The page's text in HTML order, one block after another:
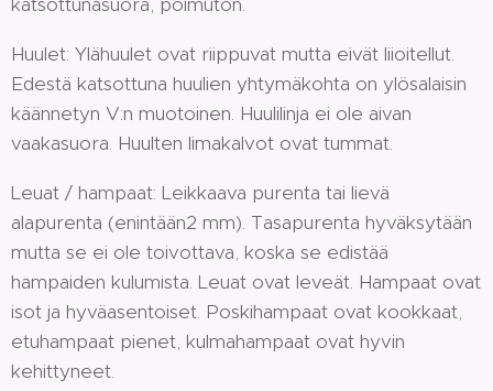
Huulet: Ylähuulet ovat riippuvat mutta eivät liioitellut.
Edestä katsottuna huulien yhtymäkohta on ylösalaisin
käännetyn V:n muotoinen. Huulilinja ei ole aivan
vaakasuora. Huulten limakalvot ovat tummat.
Leuat / hampaat: Leikkaava purenta tai lievä
alapurenta (enintään2 mm). Tasapurenta hyväksytään
mutta se ei ole toivottava, koska se edistää
hampaiden kulumista. Leuat ovat leveät. Hampaat ovat
isot ja hyväasentoiset. Poskihampaat ovat kookkaat,
etuhampaat pienet, kulmahampaat ovat hyvin
kehittyneet.